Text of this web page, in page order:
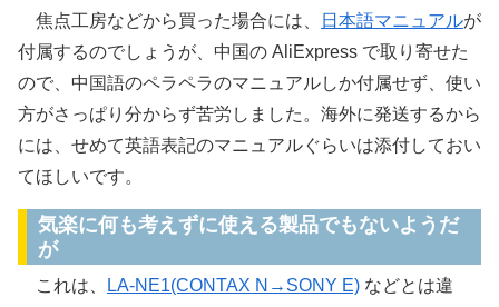
焦点工房などから買った場合には、
日本語マニュアルが
付属するのでしょうが、中国の AliExpress で取り寄せた
ので、中国語のペラペラのマニュアルしか付属せず、使い
方がさっぱり分からず苦労しました。海外に発送するから
には、せめて英語表記のマニュアルぐらいは添付しておい
てほしいです。
気楽に何も考えずに使える製品でもないようだ
が
これは、 LA-NE1(CONTAX N→SONY E) などとは違